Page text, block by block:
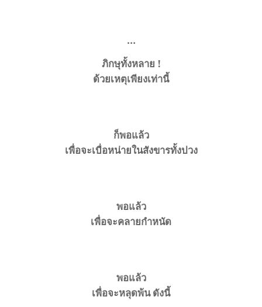
…
ภิกษุทั้งหลาย !
ด้วยเหตุเพียงเท่านี้
ก็พอแล้ว
เพื่อจะเบื่อหน่ายในสังขารทั้งปวง
พอแล้ว
เพื่อจะคลายกำหนัด
พอแล้ว
เพื่อจะหลุดพ้น ดังนี้